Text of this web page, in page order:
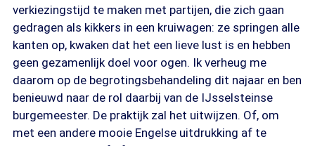
verkiezingstijd te maken met partijen, die zich gaan
gedragen als kikkers in een kruiwagen: ze springen alle
kanten op, kwaken dat het een lieve lust is en hebben
geen gezamenlijk doel voor ogen. Ik verheug me
daarom op de begrotingsbehandeling dit najaar en ben
benieuwd naar de rol daarbij van de IJsselsteinse
burgemeester. De praktijk zal het uitwijzen. Of, om
met een andere mooie Engelse uitdrukking af te